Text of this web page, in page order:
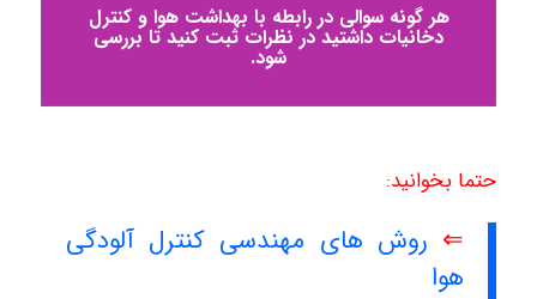
هر گونه سوالی در رابطه با بهداشت هوا و کنترل
دخانیات داشتید در نظرات ثبت کنید تا بررسی
شود.
حتما بخوانید:
⇐ روش های مهندسی کنترل آلودگی
هوا